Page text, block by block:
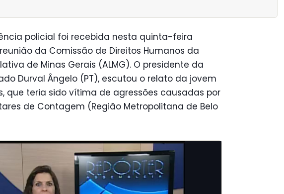
policial foi recebida nesta quinta-feira
da Comissão de Direitos Humanos da
de Minas Gerais (ALMG). O presidente da
Durval Ângelo (PT), escutou o relato da jovem
que teria sido vítima de agressões causadas por
de Contagem (Região Metropolitana de Belo